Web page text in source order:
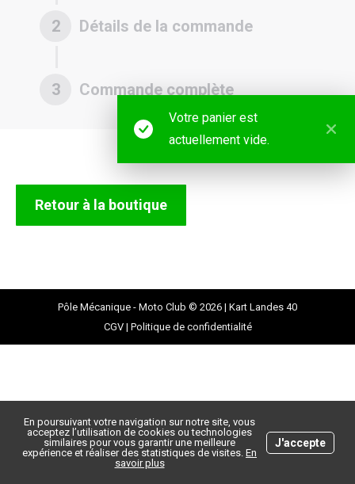
Détails de la commande
2
Commande complète
3
Votre panier est
actuellement vide.
Retour à la boutique
Pôle Mécanique - Moto Club © 2026 | Kart Landes 40
CGV| Politique de confidentialité
En poursuivant votre navigation sur notre site, vous
acceptez l’utilisation de cookies ou technologies
similaires pour vous garantir une meilleure
expérience et réaliser des statistiques de visites. En
savoir plus
J'accepte